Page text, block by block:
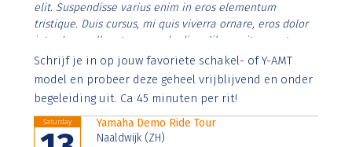
elit. Suspendisse varius enim in eros elementum
tristique. Duis cursus, mi quis viverra ornare, eros dolor
interdum nulla, ut commodo diam libero vitae erat.
Aenean faucibus nibh et justo cursus id rutrum lorem
imperdiet. Nunc ut sem vitae risus tristique posuere.
Schrijf je in op jouw favoriete schakel- of Y-AMT
model en probeer deze geheel vrijblijvend en onder
begeleiding uit. Ca 45 minuten per rit!
Saturday
Yamaha Demo Ride Tour
Naaldwijk (ZH)